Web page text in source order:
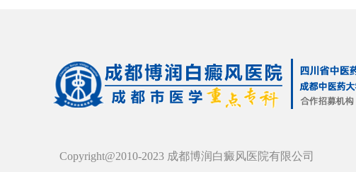
Copyright@2010-2023 成都博润白癜风医院有限公司